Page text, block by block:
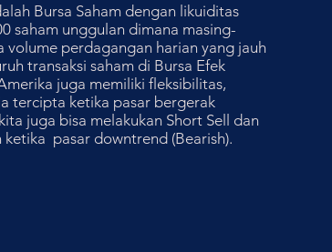
Bursa Saham dengan likuiditas
saham unggulan dimana masing-
volume perdagangan harian yang jauh
transaksi saham di Bursa Efek
juga memiliki fleksibilitas,
tercipta ketika pasar bergerak
juga bisa melakukan Short Sell dan
pasar downtrend (Bearish).